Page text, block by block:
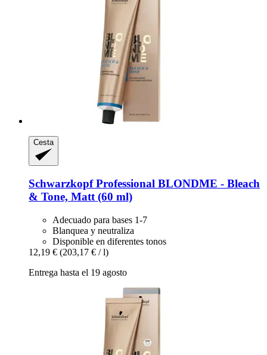
Cesta
Schwarzkopf Professional BLONDME -​ Bleach
& Tone, Matt (60 ml)
Adecuado para bases 1-7
Blanquea y neutraliza
Disponible en diferentes tonos
12,19 € (203,17 € / l)
Entrega hasta el 19 agosto